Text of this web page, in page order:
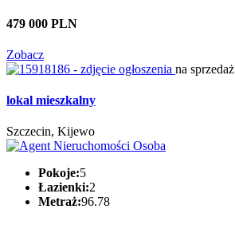
479 000 PLN
Zobacz
na sprzedaż
lokal mieszkalny
Szczecin, Kijewo
Pokoje:5
Łazienki:2
Metraż:96.78